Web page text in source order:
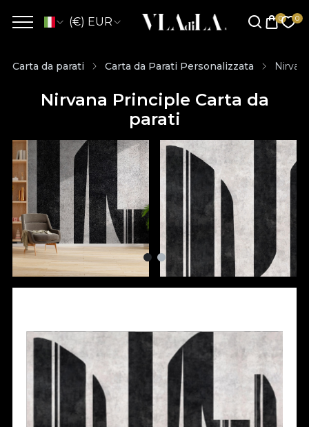
(€) EUR
Carta da parati Carta da Parati Personalizzata
Nirvana Principle Carta da
parati